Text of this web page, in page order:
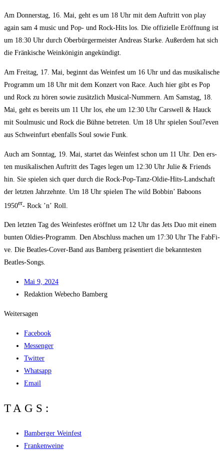
Am Don­ners­tag, 16. Mai, geht es um 18 Uhr mit dem Auf­tritt von play
again sam 4 music und Pop- und Rock-Hits los. Die offi­zi­el­le Eröff­nung ist
um 18:30 Uhr durch Ober­bür­ger­meis­ter Andre­as Star­ke. Außer­dem hat sich
die Frän­ki­sche Wein­kö­ni­gin angekündigt.
Am Frei­tag, 17. Mai, beginnt das Wein­fest um 16 Uhr und das musi­ka­li­sche
Pro­gramm um 18 Uhr mit dem Kon­zert von Race. Auch hier gibt es Pop
und Rock zu hören sowie zusätz­lich Musi­cal-Num­mern. Am Sams­tag, 18.
Mai, geht es bereits um 11 Uhr los, ehe um 12:30 Uhr Cars­well & Hauck
mit Soul­mu­sic und Rock die Büh­ne betre­ten. Um 18 Uhr spie­len Soul7even
aus Schwein­furt eben­falls Soul sowie Funk.
Auch am Sonn­tag, 19. Mai, star­tet das Wein­fest schon um 11 Uhr. Den ers­
ten musi­ka­li­schen Auf­tritt des Tages legen um 12:30 Uhr Julie & Fri­ends
hin. Sie spie­len sich quer durch die Rock-Pop-Tanz-Oldie-Hits-Land­schaft
der letz­ten Jahr­zehn­te. Um 18 Uhr spie­len The wild Bob­bin’ Baboons
1950er- Rock ’n’ Roll.
Den letz­ten Tag des Wein­fes­tes eröff­net um 12 Uhr das Jets Duo mit einem
bun­ten Oldies-Pro­gramm. Den Abschluss machen um 17:30 Uhr The FabFi­
ve. Die Beat­les-Cover-Band aus Bam­berg prä­sen­tiert die bekann­tes­ten
Beatles-Songs.
Mai 9, 2024
Redak­ti­on Web­echo Bamberg
Weitersagen
Facebook
Messenger
Twitter
Whatsapp
Email
TAGS:
Bamberger Weinfest
Frankenweine